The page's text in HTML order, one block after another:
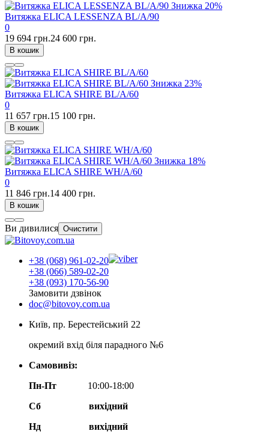
Знижка 20%
Витяжка ELICA LESSENZA BL/A/90
0
19 694 грн.24 600 грн.
В кошик
Знижка 23%
Витяжка ELICA SHIRE BL/A/60
0
11 657 грн.15 100 грн.
В кошик
Знижка 18%
Витяжка ELICA SHIRE WH/A/60
0
11 846 грн.14 400 грн.
В кошик
Ви дивилися Очистити
+38 (068) 961-02-20
+38 (066) 589-02-20
+38 (093) 170-56-90
Замовити дзвінок
doc@bitovoy.com.ua
Київ, пр. Берестейський 22
окремий вхід біля парадного №6
Самовивіз:
Пн-Пт
10:00-18:00
Сб
вихідний
Нд
вихідний